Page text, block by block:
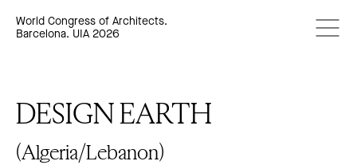
World Congress of Architects.
Barcelona. UIA 2026
DESIGN EARTH
(Algeria/Lebanon)